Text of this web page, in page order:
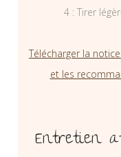
4 : Tirer
Télécharger la
et les
Entretien